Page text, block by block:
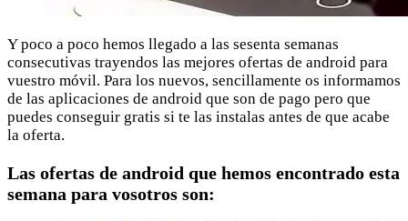
Y poco a poco hemos llegado a las sesenta semanas
consecutivas trayendos las mejores ofertas de android para
vuestro móvil. Para los nuevos, sencillamente os informamos
de las aplicaciones de android que son de pago pero que
puedes conseguir gratis si te las instalas antes de que acabe
la oferta.
Las ofertas de android que hemos encontrado esta
semana para vosotros son: